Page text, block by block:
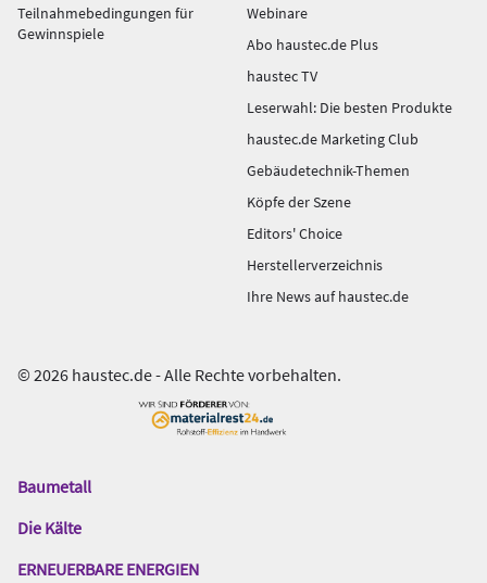
Teilnahmebedingungen für
Gewinnspiele
Webinare
Abo haustec.de Plus
haustec TV
Leserwahl: Die besten Produkte
haustec.de Marketing Club
Gebäudetechnik-Themen
Köpfe der Szene
Editors' Choice
Herstellerverzeichnis
Ihre News auf haustec.de
© 2026 haustec.de - Alle Rechte vorbehalten.
Das
Gentner
Baumetall
Die Kälte
ERNEUERBARE ENERGIEN